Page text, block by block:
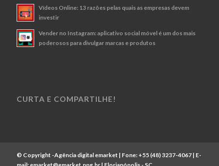
Vídeos Online: 13 razões pelas quais as empresas devem
investir
Vender no Instagram: aplicativo social móvel é um dos mais
poderosos para divulgar marcas e produtos
CURTA E COMPARTILHE!
© Copyright -Agência digital emarket | Fone: +55 (48) 3237-4067| E-